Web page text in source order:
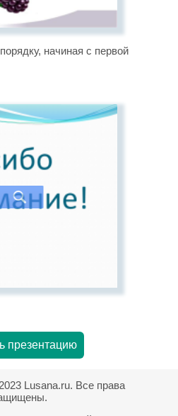
начиная с первой
презентацию
Lusana.ru. Все права